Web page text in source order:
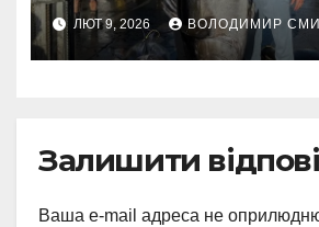
легендарні
ЛЮТ 9, 2026 ВОЛОДИМИР
Залишити
Ваша e-mail адреса не